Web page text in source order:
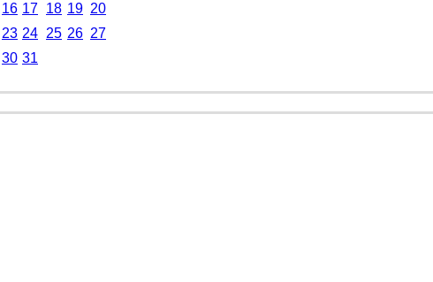
16 17 18 19 20
23 24 25 26 27
30 31